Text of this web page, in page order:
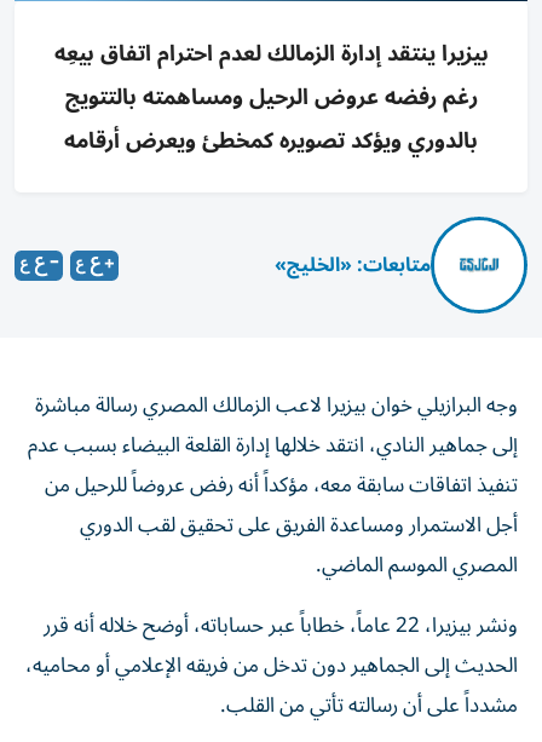
بيزيرا ينتقد إدارة الزمالك لعدم احترام اتفاق بيعِه
رغم رفضه عروض الرحيل ومساهمته بالتتويج
بالدوري ويؤكد تصويره كمخطئ ويعرض أرقامه
متابعات: «الخليج»
إلى جماهير النادي، انتقد خلالها إدارة القلعة البيضاء بسبب عدم
تنفيذ اتفاقات سابقة معه، مؤكداً أنه رفض عروضاً للرحيل من
أجل الاستمرار ومساعدة الفريق على تحقيق لقب الدوري
المصري الموسم الماضي.
ونشر بيزيرا، 22 عاماً، خطاباً عبر حساباته، أوضح خلاله أنه قرر
الحديث إلى الجماهير دون تدخل من فريقه الإعلامي أو محاميه،
مشدداً على أن رسالته تأتي من القلب.